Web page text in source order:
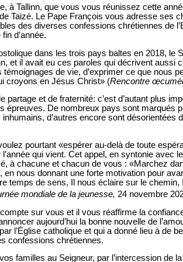
à Tallinn, que vous vous réunissez cette
Taizé. Le Pape François vous adresse ses
des diverses confessions chrétiennes de
d’année.
dans les trois pays baltes en 2018, le
et il avait eu ces paroles qui décrivent
témoignages de vie, d’exprimer ce que nous
croyons en Jésus Christ» (Rencontre
partage et de fraternité: c’est d’autant plus
épreuves. De nombreux pays sont marqués
d’autres encore sont
pourtant «espérer au-delà de toute
qui vient. Cet appel, en syntonie avec
à chacune et chacun de vous : «Marchez
nous donnant une forte motivation pour
temps de sens, Il nous éclaire sur le
mondiale de la jeunesse, 24 novembre
sur vous et il vous réaffirme la
aujourd’hui la bonne nouvelle de
l’Église catholique et qui a donné lieu à de
confessions chrétiennes.
familles au Seigneur, par l’intercession de